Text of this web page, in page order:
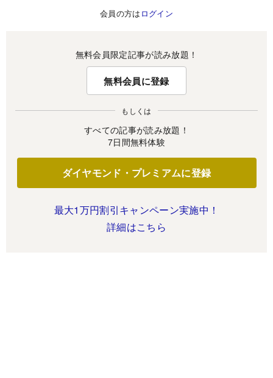
会員の方は ログイン
無料会員限定記事が読み放題！
無料会員に登録
もしくは
すべての記事が読み放題！
7日間無料体験
ダイヤモンド・プレミアムに登録
最大1万円割引キャンペーン実施中！
詳細はこちら